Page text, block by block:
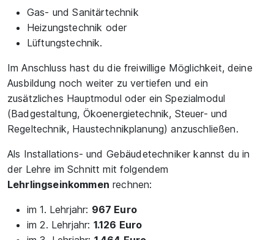
Gas- und Sanitärtechnik
Heizungstechnik oder
Lüftungstechnik.
Im Anschluss hast du die freiwillige Möglichkeit, deine
Ausbildung noch weiter zu vertiefen und ein
zusätzliches Hauptmodul oder ein Spezialmodul
(Badgestaltung, Ökoenergietechnik, Steuer- und
Regeltechnik, Haustechnikplanung) anzuschließen.
Als Installations- und Gebäudetechniker kannst du in
der Lehre im Schnitt mit folgendem
Lehrlingseinkommen rechnen:
im 1. Lehrjahr: 967 Euro
im 2. Lehrjahr: 1.126 Euro